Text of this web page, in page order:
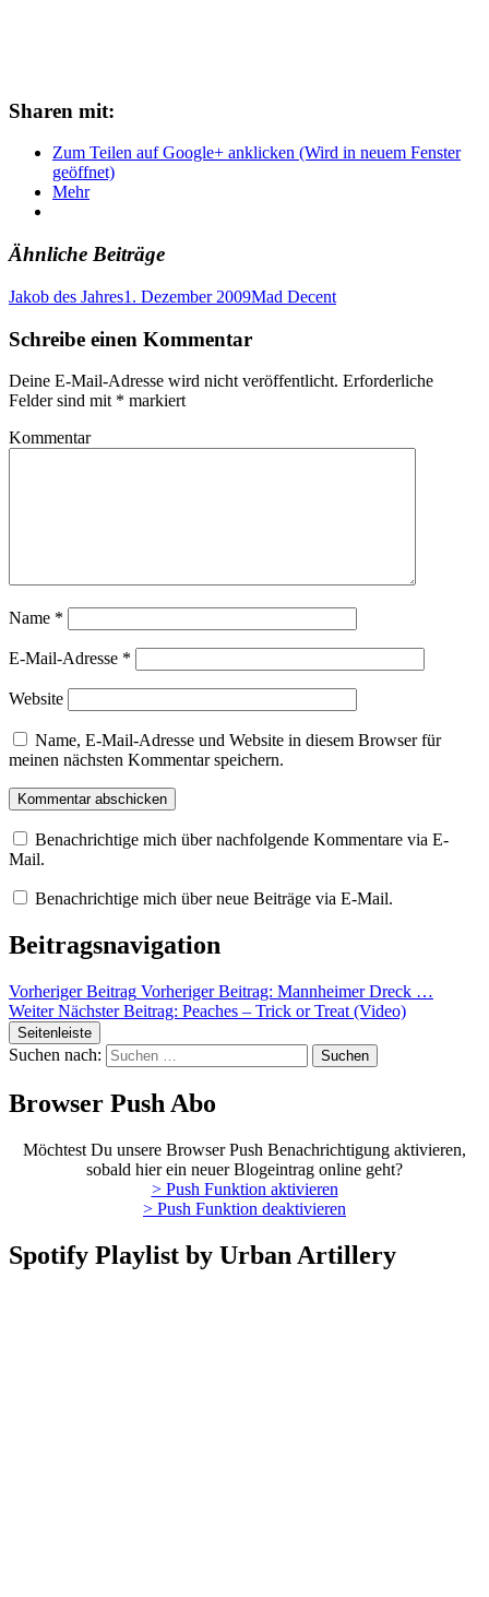
Sharen mit:
Zum Teilen auf Google+ anklicken (Wird in neuem Fenster
geöffnet)
Mehr
Ähnliche Beiträge
Jakob des Jahres1. Dezember 2009Mad Decent
Schreibe einen Kommentar
Deine E-Mail-Adresse wird nicht veröffentlicht. Erforderliche
Felder sind mit * markiert
Kommentar
Name *
E-Mail-Adresse *
Website
Name, E-Mail-Adresse und Website in diesem Browser für
meinen nächsten Kommentar speichern.
Benachrichtige mich über nachfolgende Kommentare via E-
Mail.
Benachrichtige mich über neue Beiträge via E-Mail.
Beitragsnavigation
Vorheriger Beitrag Vorheriger Beitrag: Mannheimer Dreck …
Weiter Nächster Beitrag: Peaches – Trick or Treat (Video)
Seitenleiste
Suchen nach:
Browser Push Abo
Möchtest Du unsere Browser Push Benachrichtigung aktivieren,
sobald hier ein neuer Blogeintrag online geht?
> Push Funktion aktivieren
> Push Funktion deaktivieren
Spotify Playlist by Urban Artillery